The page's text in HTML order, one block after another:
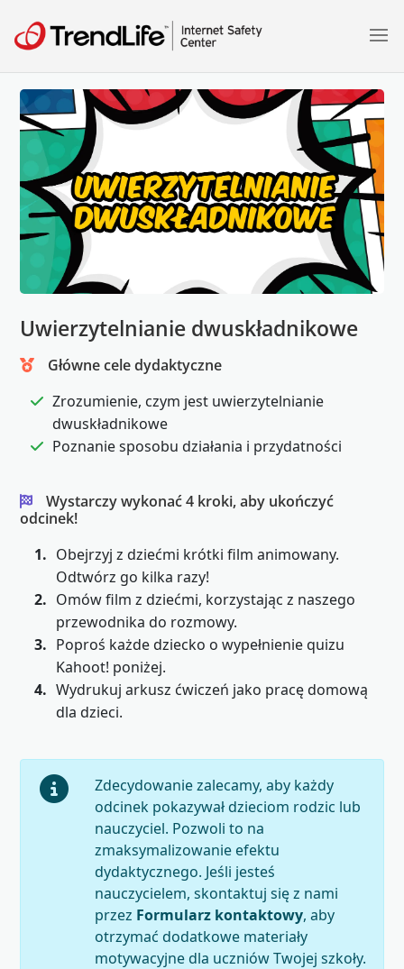
Uwierzytelnianie dwuskładnikowe
Główne cele dydaktyczne
Zrozumienie, czym jest uwierzytelnianie
dwuskładnikowe
Poznanie sposobu działania i przydatności
Wystarczy wykonać 4 kroki, aby ukończyć
odcinek!
1. Obejrzyj z dziećmi krótki film animowany.
Odtwórz go kilka razy!
2. Omów film z dziećmi, korzystając z naszego
przewodnika do rozmowy.
3. Poproś każde dziecko o wypełnienie quizu
Kahoot! poniżej.
4. Wydrukuj arkusz ćwiczeń jako pracę domową
dla dzieci.
Zdecydowanie zalecamy, aby każdy
odcinek pokazywał dzieciom rodzic lub
nauczyciel. Pozwoli to na
zmaksymalizowanie efektu
dydaktycznego. Jeśli jesteś
nauczycielem, skontaktuj się z nami
przez Formularz kontaktowy, aby
otrzymać dodatkowe materiały
motywacyjne dla uczniów Twojej szkoły.